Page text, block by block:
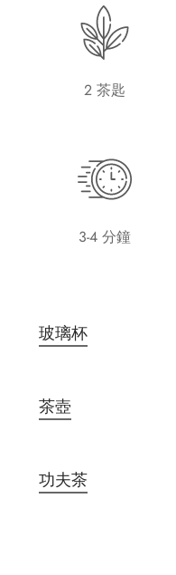
2 茶匙
3-4 分鐘
玻璃杯
茶壺
功夫茶